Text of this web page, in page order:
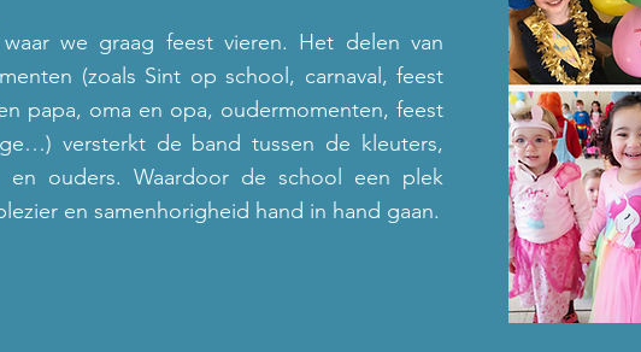
we graag feest vieren. Het delen van
(zoals Sint op school, carnaval, feest
papa, oma en opa, oudermomenten, feest
versterkt de band tussen de kleuters,
en ouders. Waardoor de school een plek
en samenhorigheid hand in hand gaan.